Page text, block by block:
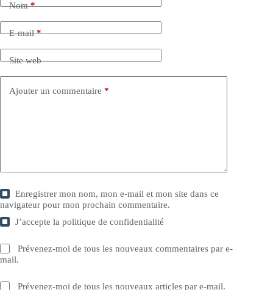
Nom*
E-mail*
Site web
Ajouter un commentaire *
Enregistrer mon nom, mon e-mail et mon site dans ce
navigateur pour mon prochain commentaire.
J’accepte lapolitique de confidentialité
Prévenez-moi de tous les nouveaux commentaires par e-
mail.
Prévenez-moi de tous les nouveaux articles par e-mail.